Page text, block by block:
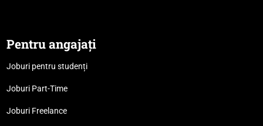
Pentru angajați
Joburi pentru studenți
Joburi Part-Time
Joburi Freelance